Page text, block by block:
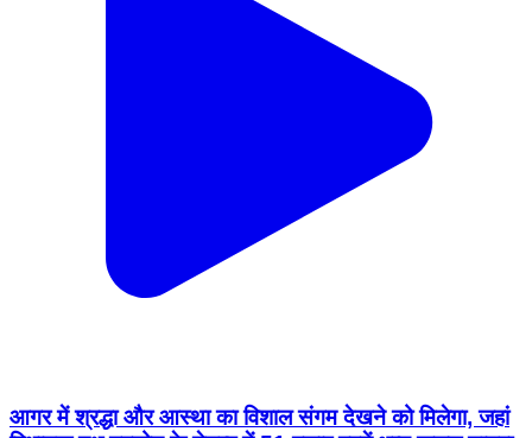
आगर में श्रद्धा और आस्था का विशाल संगम देखने को मिलेगा, जहां